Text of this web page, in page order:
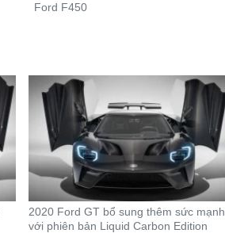
Ford F450
2020 Ford GT bổ sung thêm sức mạnh
với phiên bản Liquid Carbon Edition